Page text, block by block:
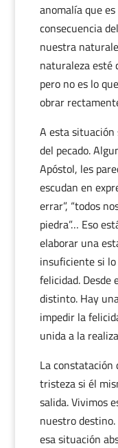
anomalía que
consecuencia
nuestra
naturaleza esté
pero no es lo
obrar
A esta situación
del pecado.
Apóstol, les
escudan en
errar”, “todos
piedra”… Eso
elaborar una
insuficiente si
felicidad. Desde
distinto. Hay
impedir la
unida a la
La constatación
tristeza si él
salida. Vivimos
nuestro destino.
esa situación